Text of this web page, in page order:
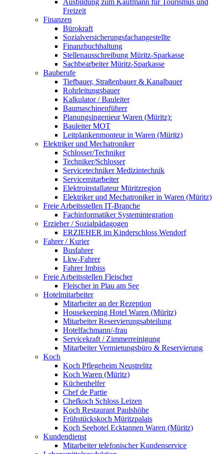
Freizeit
Finanzen
Bürokraft
Sozialversicherungsfachangestellte
Finanzbuchhaltung
Stellenausschreibung Müritz-Sparkasse
Sachbearbeiter Müritz-Sparkasse
Bauberufe
Tiefbauer, Straßenbauer & Kanalbauer
Rohrleitungsbauer
Kalkulator / Bauleiter
Baumaschinenführer
Planungsingenieur Waren (Müritz):
Bauleiter MOT
Leitplankenmonteur in Waren (Müritz)
Elektriker und Mechatroniker
Schlosser/Techniker
Techniker/Schlosser
Servicetechniker Medizintechnik
Servicemitarbeiter
Elektroinstallateur Müritzregion
Elektriker und Mechatroniker in Waren (Müritz)
Freie Arbeitsstellen IT-Branche
Fachinformatiker Systemintegration
Erzieher / Sozialpädagogen
ERZIEHER im Kinderschloss Wendorf
Fahrer / Kurier
Busfahrer
Lkw-Fahrer
Fahrer Imbiss
Freie Arbeitsstellen Fleischer
Fleischer in Plau am See
Hotelmitarbeiter
Mitarbeiter an der Rezeption
Housekeeping Hotel Waren (Müritz)
Mitarbeiter Reservierungsabteilung
Hotelfachmann/-frau
Servicekraft / Zimmerreinigung
Mitarbeiter Vermietungsbüro & Reservierung
Koch
Koch Pflegeheim Neustrelitz
Koch Waren (Müritz)
Küchenhelfer
Chef de Partie
Chefkoch Schloss Leizen
Koch Restaurant Paulshöhe
Frühstückskoch Müritzpalais
Koch Seehotel Ecktannen Waren (Müritz)
Kundendienst
Mitarbeiter telefonischer Kundenservice